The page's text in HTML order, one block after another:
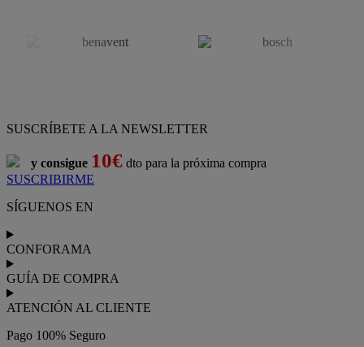
SUSCRÍBETE A LA NEWSLETTER
y consigue 10€ dto para la próxima compra
SUSCRIBIRME
SÍGUENOS EN
CONFORAMA
GUÍA DE COMPRA
ATENCIÓN AL CLIENTE
Pago 100% Seguro